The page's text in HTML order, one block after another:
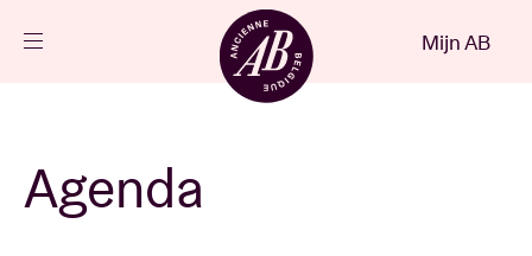
NL
Projecten
Mijn AB
Agenda